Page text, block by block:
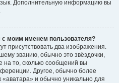
Дополнительную информацию вы
моим именем пользователя?
присутствовать два изображения.
званию, обычно это звёздочки,
на то, сколько сообщений вы
Другое, обычно более
«аватара» и обычно уникально для